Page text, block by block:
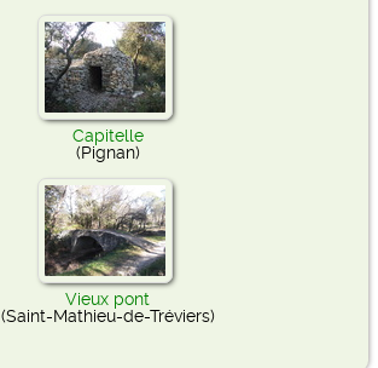
Capitelle
(Pignan)
Vieux pont
(Saint-Mathieu-de-Tréviers)